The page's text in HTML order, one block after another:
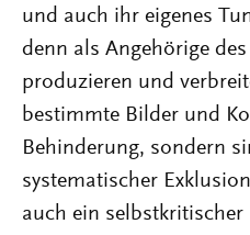
und auch ihr eigenes
denn als Angehörige
produzieren und
bestimmte Bilder und
Behinderung, sondern
systematischer
auch ein